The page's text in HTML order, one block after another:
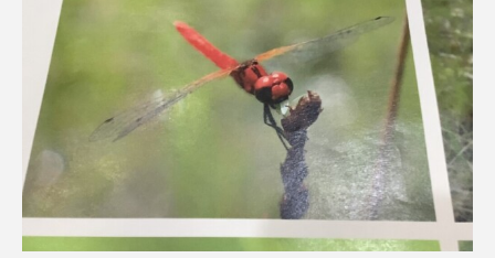
JAZZ KADOKAWA KDDI
LATE SHIFT Let's 追求 The 牛肉
lets追求the牛肉 LOST LAND
MOCOコレクション オムニバス
Playground/校庭 ROKKO 森の音ミュージアム